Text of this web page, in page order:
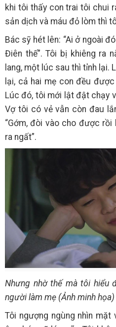
khi tôi thấy con trai tôi chui
sản dịch và máu đỏ lòm thì
Bác sỹ hét lên: “Ai ở ngoài
Điên thế”. Tôi bị khiêng ra
lang, một lúc sau thì tỉnh
lại, cả hai mẹ con đều
Lúc đó, tôi mới lật đật chạy
Vợ tôi có vẻ vẫn còn đau
“Gớm, đòi vào cho được
ra ngất”.
Nhưng nhờ thế mà tôi hiểu
người làm mẹ (Ảnh minh họa)
Tôi ngượng ngùng nhìn mặt